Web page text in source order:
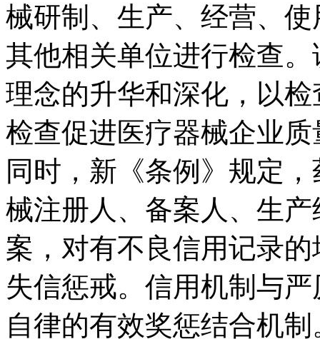
械研制、生产、经营、
其他相关单位进行检查
理念的升华和深化，以
检查促进医疗器械企业
同时，新《条例》规定
械注册人、备案人、生
案，对有不良信用记录
失信惩戒。信用机制与
自律的有效奖惩结合机